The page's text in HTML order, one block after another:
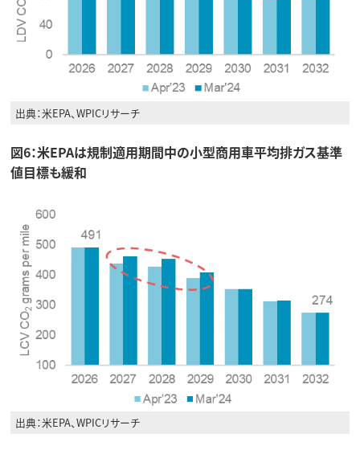
出典：米EPA、WPICリサーチ
図6：米EPAは規制適用期間中の小型商用車平均排ガス基準
値目標も緩和
出典：米EPA、WPICリサーチ